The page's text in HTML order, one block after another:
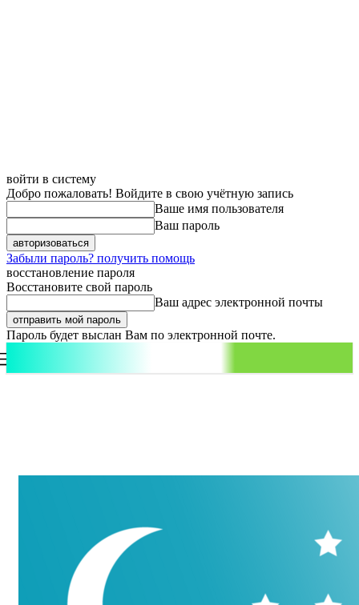
войти в систему
Добро пожаловать! Войдите в свою учётную запись
Ваше имя пользователя
Ваш пароль
Забыли пароль? получить помощь
восстановление пароля
Восстановите свой пароль
Ваш адрес электронной почты
Пароль будет выслан Вам по электронной почте.